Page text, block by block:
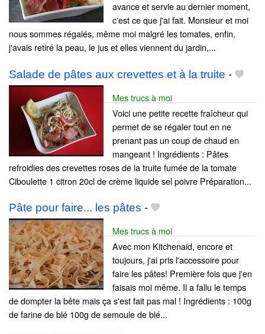
avance et servie au dernier moment,
c'est ce que j'ai fait. Monsieur et moi
nous sommes régalés, même moi malgré les tomates, enfin,
j'avais retiré la peau, le jus et elles viennent du jardin,...
Salade de pâtes aux crevettes et à la truite -
Mes trucs à moi
Voici une petite recette fraîcheur qui
permet de se régaler tout en ne
prenant pas un coup de chaud en
mangeant ! Ingrédients : Pâtes
refroidies des crevettes roses de la truite fumée de la tomate
Ciboulette 1 citron 20cl de crème liquide sel poivre Préparation...
Pâte pour faire... les pâtes -
Mes trucs à moi
Avec mon Kitchenaid, encore et
toujours, j'ai pris l'accessoire pour
faire les pâtes! Première fois que j'en
faisais moi même. Il a fallu le temps
de dompter la bête mais ça s'est fait pas mal ! Ingrédients : 100g
de farine de blé 100g de semoule de blé...